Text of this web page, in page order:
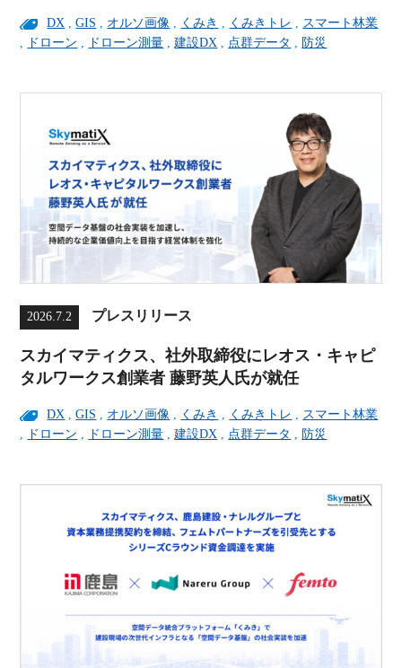
DX ,GIS , オルソ画像 , くみき , くみきトレ , スマート林業
,
ドローン , ドローン測量 ,建設DX , 点群データ , 防災
2026.7.2 プレスリリース
スカイマティクス、社外取締役にレオス・キャピ
タルワークス創業者 藤野英人氏が就任
DX ,GIS オルソ画像 くみき くみきトレ
スマート林業
ドローン ドローン測量 ,建設DX 点群データ 防災